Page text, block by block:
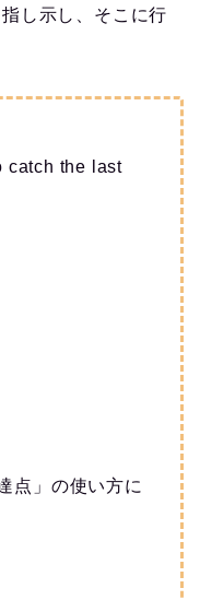
し示し、そこに行
catch the last
点」の使い方に